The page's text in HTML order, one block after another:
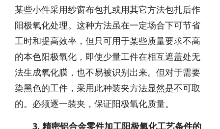
某些小件采用纱窗布包扎或用其它方法包扎后作
阳极氧化处理。这种方法虽在一定场合下可节省
工时和提高效率，但只可用于某些质量要求不高
的本色阳极氧化，即使少量工件在相互遮盖处无
法生成氧化膜，也不易被识别出来。但对于需要
染黑色的工件，采用此种装夹方法显然是不可取
的。必须逐一装夹，保证阳极氧化质量。
3. 精密铝合金零件加工阳极氧化工艺条件的